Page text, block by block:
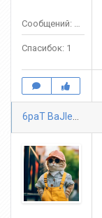
Сообщений: 37
Спасибок: 1